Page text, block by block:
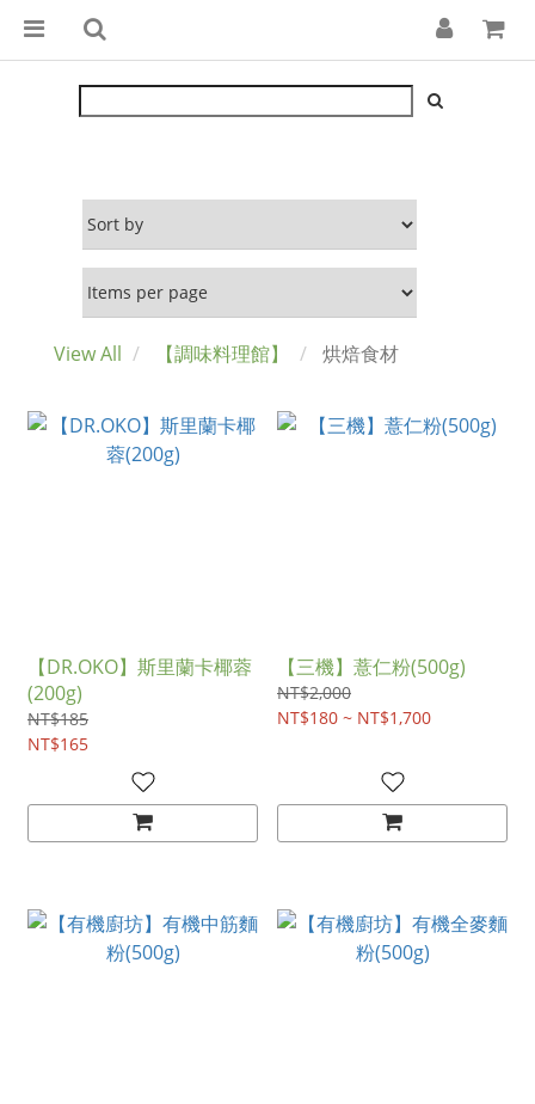
View All 【調味料理館】 烘焙食材
【DR.OKO】斯里蘭卡椰蓉
(200g)
NT$185
NT$165
【三機】薏仁粉(500g)
NT$2,000
NT$180 ~ NT$1,700